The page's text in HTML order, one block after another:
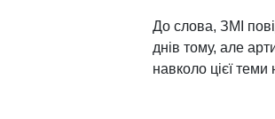
До слова, ЗМІ
днів тому, але
навколо цієї теми